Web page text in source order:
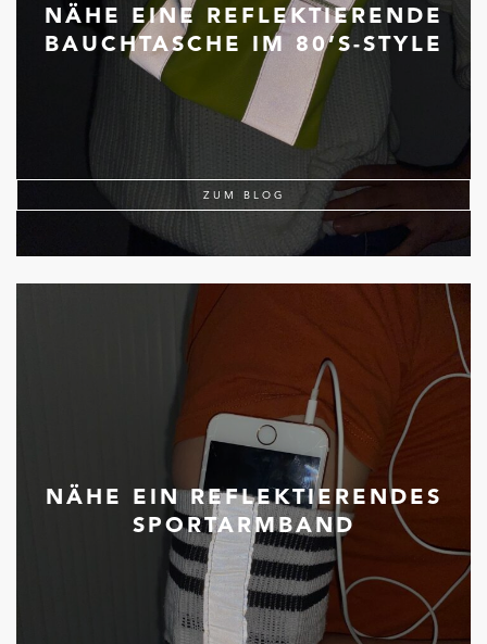
NÄHE EINE REFLEKTIERENDE
BAUCHTASCHE IM 80’S-STYLE
ZUM BLOG
NÄHE EIN REFLEKTIERENDES
SPORTARMBAND